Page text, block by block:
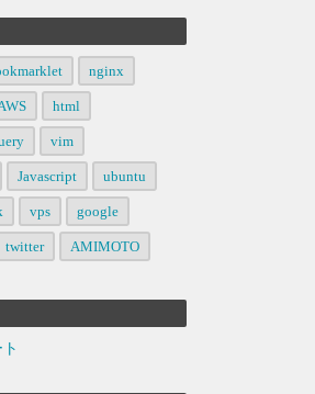
nginx
html
vim
Javascript ubuntu
vps google
twitter AMIMOTO